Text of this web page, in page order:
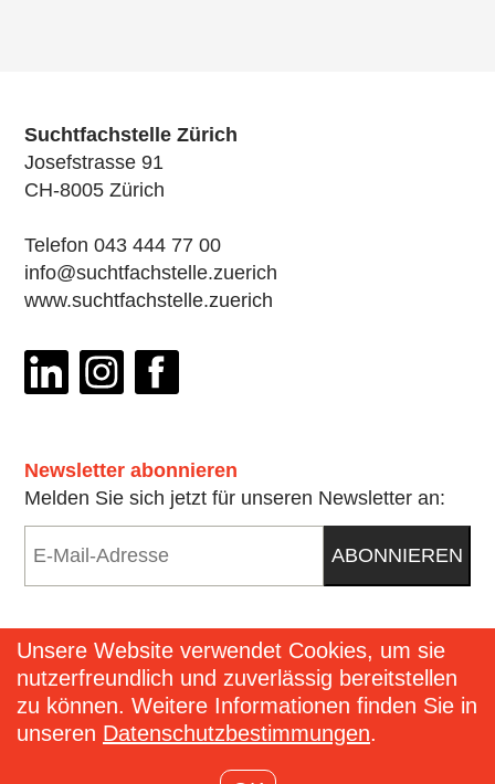
Termin der Fortbildung bestätigen
Dienstag, 17. November, 8.30 bis
16.30 Uhr
Anrede
neutrale Anrede
keine Angaben
Name*
Suchtfachstelle Zürich
Josefstrasse 91
CH-8005 Zürich
Telefon 043 444 77 00
info@suchtfachstelle.zuerich
www.suchtfachstelle.zuerich
Newsletter abonnieren
Melden Sie sich jetzt für unseren Newsletter an:
Mail* ABONNIEREN
Kontakt
Impressum
Unsere Website verwendet Cookies, um sie
nutzerfreundlich und zuverlässig bereitstellen
zu können. Weitere Informationen finden Sie in
unseren Datenschutzbestimmungen.